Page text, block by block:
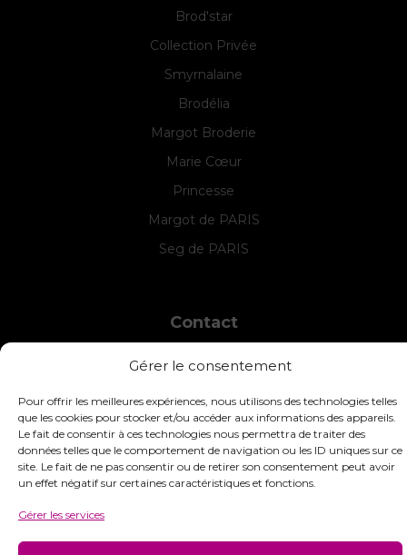
Gérer le consentement
Pour offrir les meilleures expériences, nous utilisons des technologies telles
que les cookies pour stocker et/ou accéder aux informations des appareils.
Le fait de consentir à ces technologies nous permettra de traiter des
données telles que le comportement de navigation ou les ID uniques sur ce
site. Le fait de ne pas consentir ou de retirer son consentement peut avoir
un effet négatif sur certaines caractéristiques et fonctions.
Gérer les services
Brod'star
Collection Privée
Smyrnalaine
Brodélia
Margot Broderie
Marie Cœur
Princesse
Margot de PARIS
Seg de PARIS
Contact
7 Boulevard des Frères Lumière
France
+33 (0)4 74 01 99 80
commandes@interstiss.com